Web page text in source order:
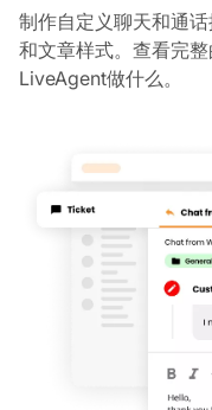
制作自定义聊天和通
和文章样式。查看完
LiveAgent做什么。